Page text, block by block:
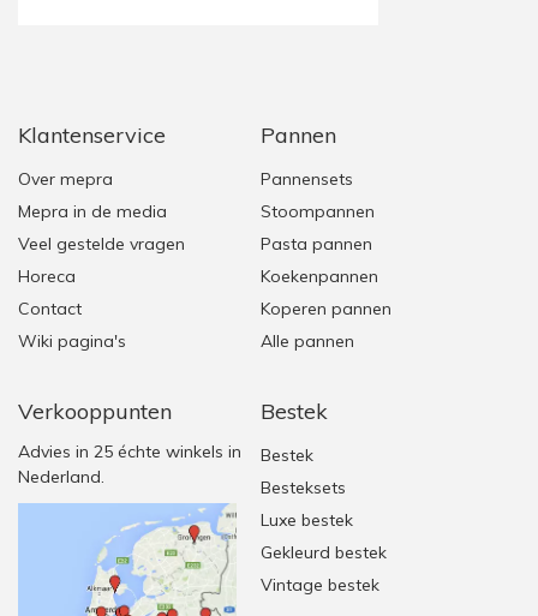
Klantenservice
Over mepra
Mepra in de media
Veel gestelde vragen
Horeca
Contact
Wiki pagina's
Verkooppunten
Advies in 25 échte winkels in
Nederland.
Pannen
Pannensets
Stoompannen
Pasta pannen
Koekenpannen
Koperen pannen
Alle pannen
Bestek
Bestek
Besteksets
Luxe bestek
Gekleurd bestek
Vintage bestek